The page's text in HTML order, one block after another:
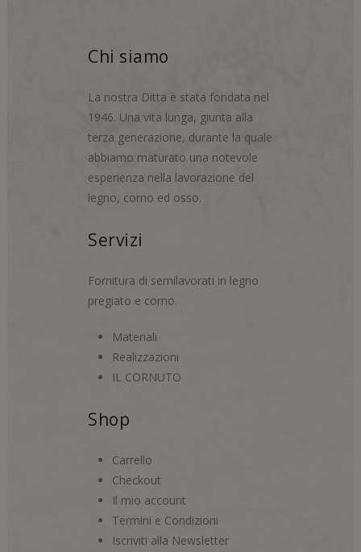
Chi siamo
La nostra Ditta è stata fondata nel
1946. Una vita lunga, giunta alla
terza generazione, durante la quale
abbiamo maturato una notevole
esperienza nella lavorazione del
legno, corno ed osso.
Servizi
Fornitura di semilavorati in legno
pregiato e corno.
Materiali
Realizzazioni
IL CORNUTO
Shop
Carrello
Checkout
Il mio account
Termini e Condizioni
Iscriviti alla Newsletter